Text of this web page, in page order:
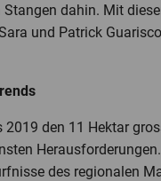
dahin. Mit
und Patrick
2019 den 11 Hektar
des regionalen